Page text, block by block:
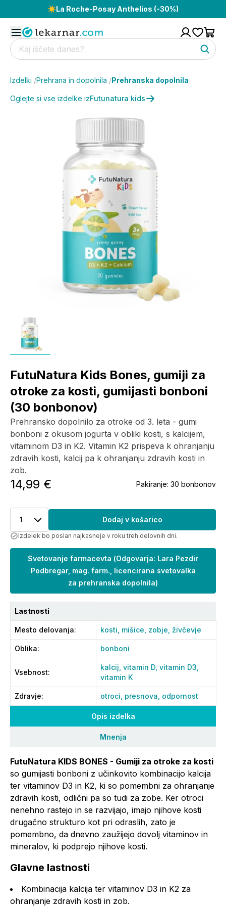
☀️La Roche-Posay Anthelios (-30%)
Izdelki /Prehrana in dopolnila /Prehranska dopolnila
Oglejte si vse izdelke izFutunatura kids
Opis izdelka
Mnenja
FutuNatura KIDS BONES - Gumiji za otroke za kosti
so gumijasti bonboni z učinkovito kombinacijo kalcija
ter vitaminov D3 in K2, ki so pomembni za ohranjanje
zdravih kosti, odlični pa so tudi za zobe. Ker otroci
nenehno rastejo in se razvijajo, imajo njihove kosti
drugačno strukturo kot pri odraslih, zato je
pomembno, da dnevno zaužijejo dovolj vitaminov in
mineralov, ki podprejo njihove kosti.
Glavne lastnosti
Kombinacija kalcija ter vitaminov D3 in K2 za
ohranjanje zdravih kosti in zob.
FutuNatura Kids Bones, gumiji za
otroke za kosti, gumijasti bonboni
(30 bonbonov)
Prehransko dopolnilo za otroke od 3. leta - gumi
bonboni z okusom jogurta v obliki kosti, s kalcijem,
vitaminom D3 in K2. Vitamin K2 prispeva k ohranjanju
zdravih kosti, kalcij pa k ohranjanju zdravih kosti in
zob.
14,99 € Pakiranje: 30 bonbonov
1 Dodaj v košarico
Izdelek bo poslan najkasneje v roku treh delovnih dni.
Svetovanje farmacevta (Odgovarja: Lara Pezdir
Podbregar, mag. farm., licencirana svetovalka
za prehranska dopolnila)
Lastnosti
Mesto delovanja: kosti, mišice, zobje, živčevje
Oblika: bonboni
Vsebnost:
kalcij, vitamin D, vitamin D3,
vitamin K
Zdravje: otroci, presnova, odpornost